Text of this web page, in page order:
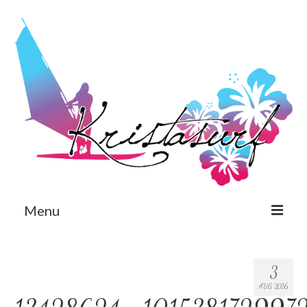
Menu
Avaleht
3
AUG 2016